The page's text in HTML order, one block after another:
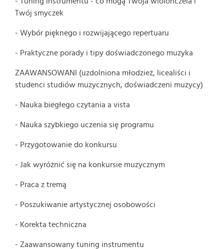
Twój smyczek
- Wybór pięknego i rozwijającego repertuaru
- Praktyczne porady i tipy doświadczonego muzyka
ZAAWANSOWANI (uzdolniona młodzież, licealiści i
studenci studiów muzycznych, doświadczeni muzycy)
- Nauka biegłego czytania a vista
- Nauka szybkiego uczenia się programu
- Przygotowanie do konkursu
- Jak wyróżnić się na konkursie muzycznym
- Praca z tremą
- Poszukiwanie artystycznej osobowości
- Korekta techniczna
- Zaawansowany tuning instrumentu